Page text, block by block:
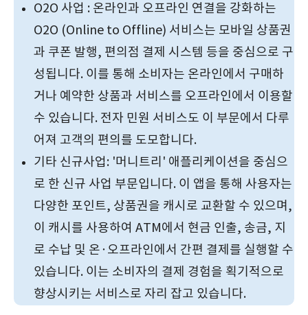
O2O 사업 : 온라인과 오프라인 연결을 강화하는
O2O (Online to Offline) 서비스는 모바일 상품권
과 쿠폰 발행, 편의점 결제 시스템 등을 중심으로 구
성됩니다. 이를 통해 소비자는 온라인에서 구매하
거나 예약한 상품과 서비스를 오프라인에서 이용할
수 있습니다. 전자 민원 서비스도 이 부문에서 다루
어져 고객의 편의를 도모합니다.
기타 신규사업: '머니트리' 애플리케이션을 중심으
로 한 신규 사업 부문입니다. 이 앱을 통해 사용자는
다양한 포인트, 상품권을 캐시로 교환할 수 있으며,
이 캐시를 사용하여 ATM에서 현금 인출, 송금, 지
로 수납 및 온·오프라인에서 간편 결제를 실행할 수
있습니다. 이는 소비자의 결제 경험을 획기적으로
향상시키는 서비스로 자리 잡고 있습니다.